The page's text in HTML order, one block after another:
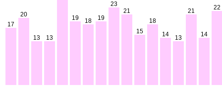
17
20
13 13
19 18 19
23
21
15
18
14 13
21
14
22